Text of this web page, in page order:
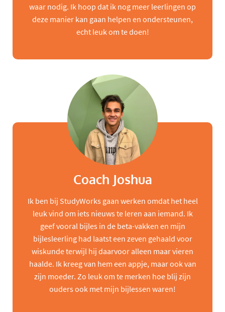
waar nodig. Ik hoop dat ik nog meer leerlingen op
deze manier kan gaan helpen en ondersteunen,
echt leuk om te doen!
Coach Joshua
Ik ben bij StudyWorks gaan werken omdat het heel
leuk vind om iets nieuws te leren aan iemand. Ik
geef vooral bijles in de beta-vakken en mijn
bijlesleerling had laatst een zeven gehaald voor
wiskunde terwijl hij daarvoor alleen maar vieren
haalde. Ik kreeg van hem een appje, maar ook van
zijn moeder. Zo leuk om te merken hoe blij zijn
ouders ook met mijn bijlessen waren!